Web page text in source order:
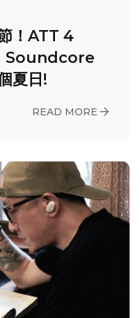
！ATT 4
Soundcore
夏日!
READ MORE